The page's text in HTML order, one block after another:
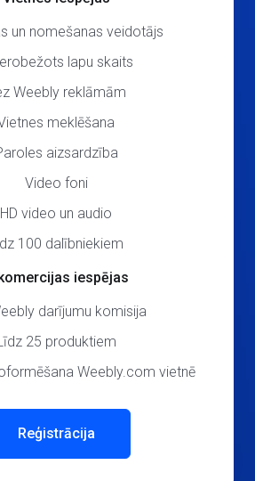
un nomešanas veidotājs
lapu skaits
Weebly reklāmām
meklēšana
aizsardzība
Video foni
HD video un audio
100 dalībniekiem
iespējas
darījumu komisija
25 produktiem
Weebly.com vietnē
Reģistrācija